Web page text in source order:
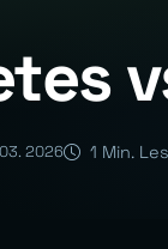
2026 1 Min.